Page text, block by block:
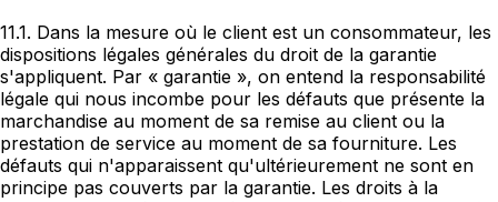
11.1. Dans la mesure où le client est un consommateur, les
dispositions légales générales du droit de la garantie
s'appliquent. Par « garantie », on entend la responsabilité
légale qui nous incombe pour les défauts que présente la
marchandise au moment de sa remise au client ou la
prestation de service au moment de sa fourniture. Les
défauts qui n'apparaissent qu'ultérieurement ne sont en
principe pas couverts par la garantie. Les droits à la